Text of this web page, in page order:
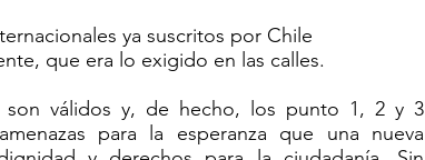
ya suscritos por Chile
que era lo exigido en las calles.
válidos y, de hecho, los punto 1, 2 y 3
para la esperanza que una nueva